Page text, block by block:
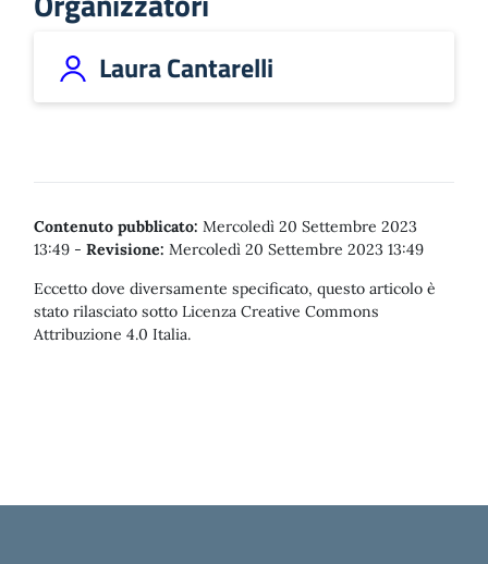
Laura Cantarelli
Contenuto pubblicato: Mercoledì 20 Settembre 2023
13:49 - Revisione: Mercoledì 20 Settembre 2023 13:49
Eccetto dove diversamente specificato, questo articolo è
stato rilasciato sotto Licenza Creative Commons
Attribuzione 4.0 Italia.